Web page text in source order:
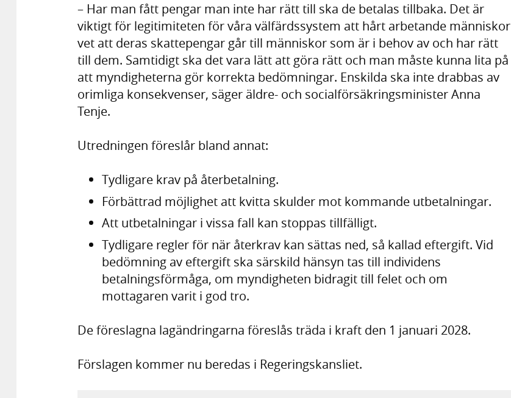
– Har man fått pengar man inte har rätt till ska de betalas tillbaka. Det är
viktigt för legitimiteten för våra välfärdssystem att hårt arbetande människor
vet att deras skattepengar går till människor som är i behov av och har rätt
till dem. Samtidigt ska det vara lätt att göra rätt och man måste kunna lita på
att myndigheterna gör korrekta bedömningar. Enskilda ska inte drabbas av
orimliga konsekvenser, säger äldre- och socialförsäkringsminister Anna
Tenje.
Utredningen föreslår bland annat:
Tydligare krav på återbetalning.
Förbättrad möjlighet att kvitta skulder mot kommande utbetalningar.
Att utbetalningar i vissa fall kan stoppas tillfälligt.
Tydligare regler för när återkrav kan sättas ned, så kallad eftergift. Vid
bedömning av eftergift ska särskild hänsyn tas till individens
betalningsförmåga, om myndigheten bidragit till felet och om
mottagaren varit i god tro.
De föreslagna lagändringarna föreslås träda i kraft den 1 januari 2028.
Förslagen kommer nu beredas i Regeringskansliet.